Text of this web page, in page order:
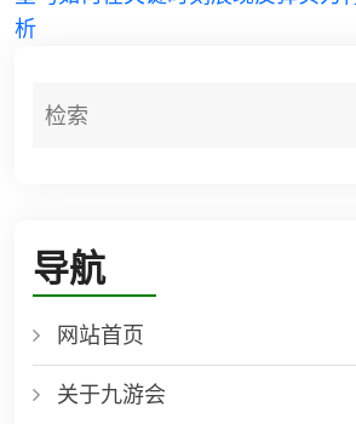
析
导航
网站首页
关于九游会